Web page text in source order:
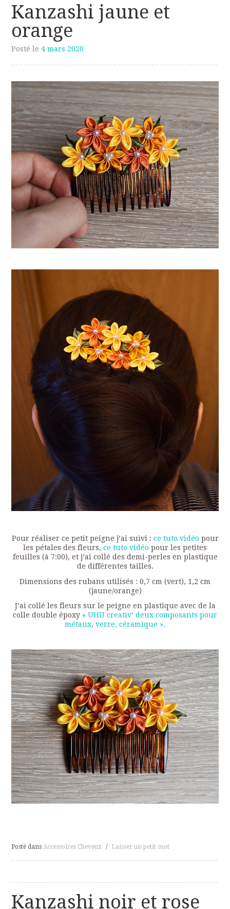
Kanzashi jaune et
orange
Posté le4 mars 2020
Pour réaliser ce petit peigne j’ai suivi : ce tuto vidéo pour
les pétales des fleurs, ce tuto vidéo pour les petites
feuilles (à 7:00), et j’ai collé des demi-perles en plastique
de différentes tailles.
Dimensions des rubans utilisés : 0,7 cm (vert), 1,2 cm
(jaune/orange)
J’ai collé les fleurs sur le peigne en plastique avec de la
colle double époxy « UHU creativ’ deux composants pour
métaux, verre, céramique ».
Posté dansAccessoires Cheveux / Laisser un petit mot
Kanzashi noir et rose